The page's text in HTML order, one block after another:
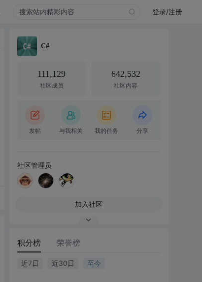
登录/注册
C#
111,129
社区成员
642,532
社区内容
发帖 与我相关 我的任务 分享
社区管理员
加入社区
积分榜 荣誉榜
近7日 近30日 至今